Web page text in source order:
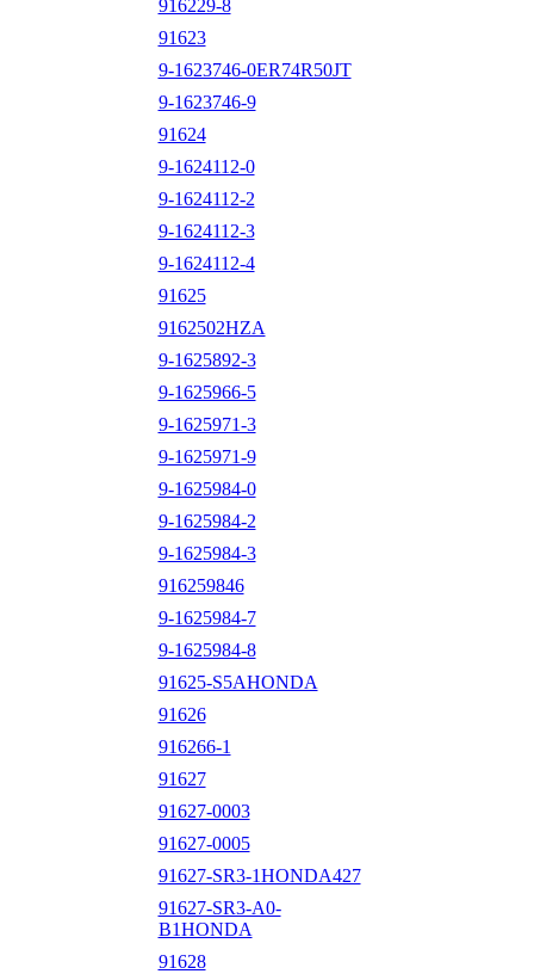
916229-8
91623
9-1623746-0ER74R50JT
9-1623746-9
91624
9-1624112-0
9-1624112-2
9-1624112-3
9-1624112-4
91625
9162502HZA
9-1625892-3
9-1625966-5
9-1625971-3
9-1625971-9
9-1625984-0
9-1625984-2
9-1625984-3
916259846
9-1625984-7
9-1625984-8
91625-S5AHONDA
91626
916266-1
91627
91627-0003
91627-0005
91627-SR3-1HONDA427
91627-SR3-A0-
B1HONDA
91628